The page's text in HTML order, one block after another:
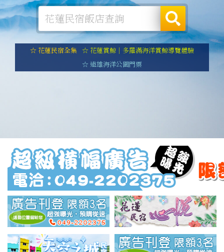
☆ 花蓮民宿全集 ☆ 花蓮賞鯨｜多羅滿海洋賞鯨導覽體驗
☆ 遠雄海洋公園門票